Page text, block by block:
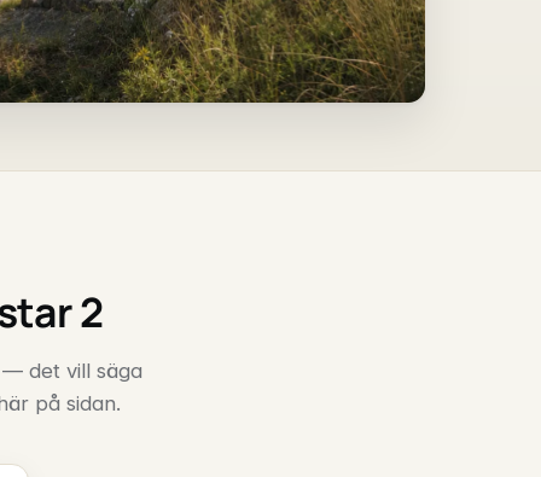
2
det vill säga
på sidan.